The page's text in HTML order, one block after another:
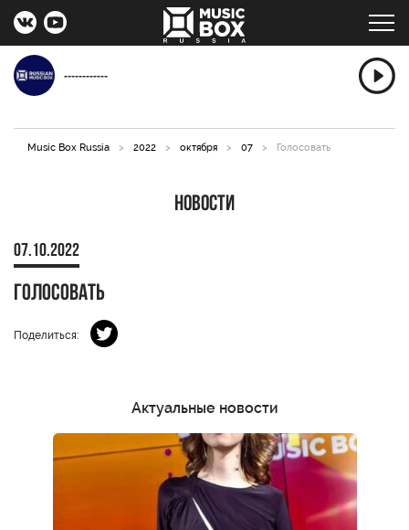
------------
Music Box Russia > 2022 > октября > 07 > Голосовать
Новости
07.10.2022
Голосовать
Поделиться:
Актуальные новости